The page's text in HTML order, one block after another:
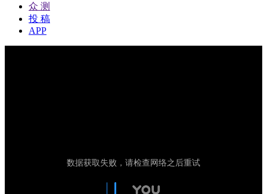
众 测
投 稿
APP